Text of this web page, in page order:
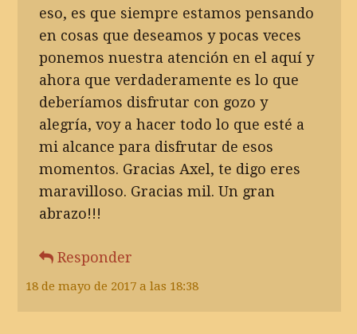
18 de mayo de 2017 a las 18:38
eso, es que siempre estamos pensando
en cosas que deseamos y pocas veces
ponemos nuestra atención en el aquí y
ahora que verdaderamente es lo que
deberíamos disfrutar con gozo y
alegría, voy a hacer todo lo que esté a
mi alcance para disfrutar de esos
momentos. Gracias Axel, te digo eres
maravilloso. Gracias mil. Un gran
abrazo!!!
Responder